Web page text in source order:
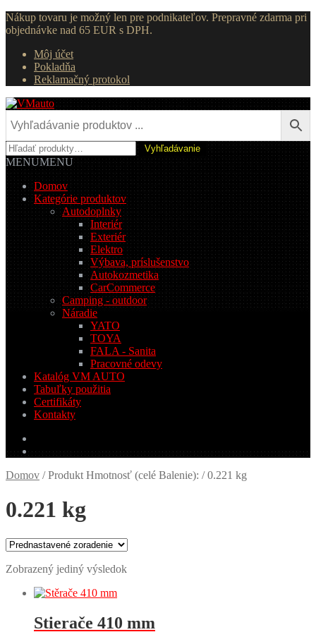
Nákup tovaru je možný len pre podnikateľov. Prepravné zdarma pri
objednávke nad 65 EUR s DPH.
Môj účet
Pokladňa
Reklamačný protokol
Preskočiť
navigáciu
Preskočiť
obsah
Hľadať:
Vyhľadávanie
MENUMENU
Domov
Kategórie produktov
Autodoplnky
Interiér
Exteriér
Elektro
Výbava, príslušenstvo
Autokozmetika
CarCommerce
Camping - outdoor
Náradie
YATO
TOYA
FALA - Sanita
Pracovné odevy
Katalóg VM AUTO
Tabuľky použitia
Certifikáty
Kontakty
Domov /Produkt Hmotnosť (celé Balenie): /0.221 kg
0.221 kg
Zobrazený jediný výsledok
Stierače 410 mm